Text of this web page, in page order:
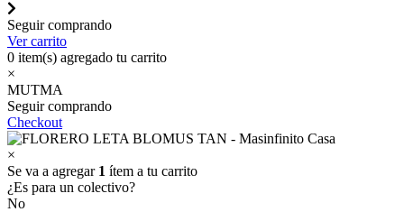
Seguir comprando
Ver carrito
0 item(s) agregado tu carrito
×
MUTMA
Seguir comprando
Checkout
×
Se va a agregar 1 ítem a tu carrito
¿Es para un colectivo?
No